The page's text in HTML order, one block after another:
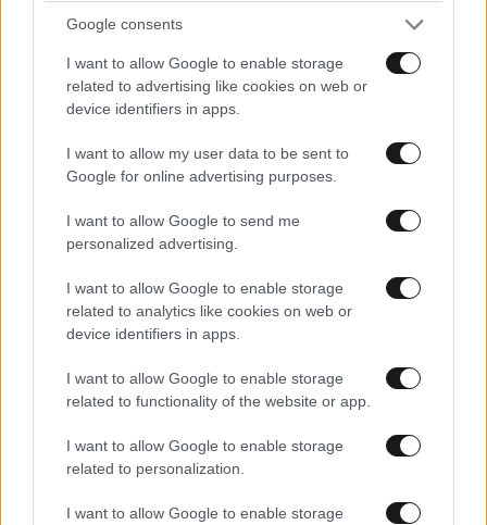
Google consents
I want to allow Google to enable storage
related to advertising like cookies on web or
device identifiers in apps.
I want to allow my user data to be sent to
Google for online advertising purposes.
I want to allow Google to send me
personalized advertising.
I want to allow Google to enable storage
related to analytics like cookies on web or
device identifiers in apps.
I want to allow Google to enable storage
related to functionality of the website or app.
I want to allow Google to enable storage
related to personalization.
I want to allow Google to enable storage
Η γυμναστική του Spider-Man: Δεν χρειάζεστε
υπερδυνάμεις… Μόνο 20 λεπτά και 3 ασκήσεις
και μάθετε πρώτοι όλες τις ειδήσεις